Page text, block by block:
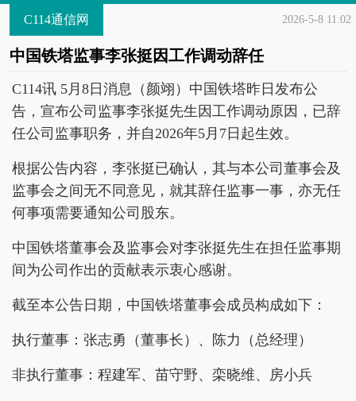
C114通信网 2026-5-8 11:02
中国铁塔监事李张挺因工作调动辞任
C114讯 5月8日消息（颜翊）中国铁塔昨日发布公
告，宣布公司监事李张挺先生因工作调动原因，已辞
任公司监事职务，并自2026年5月7日起生效。
根据公告内容，李张挺已确认，其与本公司董事会及
监事会之间无不同意见，就其辞任监事一事，亦无任
何事项需要通知公司股东。
中国铁塔董事会及监事会对李张挺先生在担任监事期
间为公司作出的贡献表示衷心感谢。
截至本公告日期，中国铁塔董事会成员构成如下：
执行董事：张志勇（董事长）、陈力（总经理）
非执行董事：程建军、苗守野、栾晓维、房小兵